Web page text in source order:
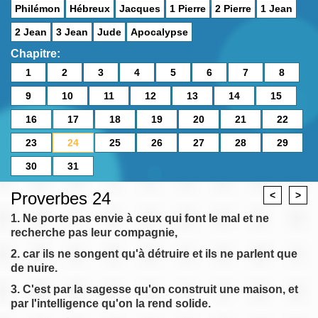
Philémon Hébreux Jacques 1 Pierre 2 Pierre 1 Jean
2 Jean 3 Jean Jude Apocalypse
Chapitre:
1 2 3 4 5 6 7 8
9 10 11 12 13 14 15
16 17 18 19 20 21 22
23 24 25 26 27 28 29
30 31
< >
Proverbes 24
1. Ne porte pas envie à ceux qui font le mal et ne
recherche pas leur compagnie,
2. car ils ne songent qu'à détruire et ils ne parlent que
de nuire.
3. C'est par la sagesse qu'on construit une maison, et
par l'intelligence qu'on la rend solide.